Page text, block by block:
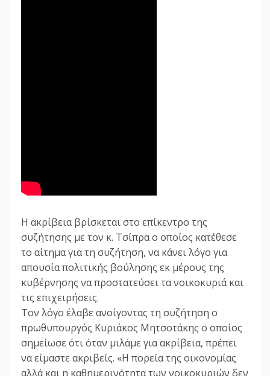
Η ακρίβεια βρίσκεται στο επίκεντρο της
συζήτησης με τον κ. Τσίπρα ο οποίος κατέθεσε
το αίτημα για τη συζήτηση, να κάνει λόγο για
απουσία πολιτικής βούλησης εκ μέρους της
κυβέρνησης να προστατεύσει τα νοικοκυριά και
τις επιχειρήσεις.
Τον λόγο έλαβε ανοίγοντας τη συζήτηση ο
πρωθυπουργός Κυριάκος Μητσοτάκης ο οποίος
σημείωσε ότι όταν μιλάμε για ακρίβεια, πρέπει
να είμαστε ακριβείς. «Η πορεία της οικονομίας
αλλά και η καθημερινότητα των νοικοκυριών δεν